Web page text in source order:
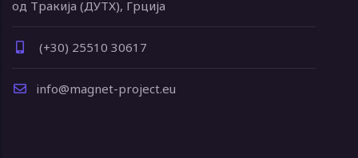
од Тракија (ДУТХ), Грција
(+30) 25510 30617
info@magnet-project.eu